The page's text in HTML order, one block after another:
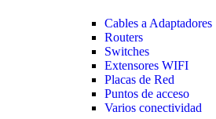
Cables a Adaptadores
Routers
Switches
Extensores WIFI
Placas de Red
Puntos de acceso
Varios conectividad